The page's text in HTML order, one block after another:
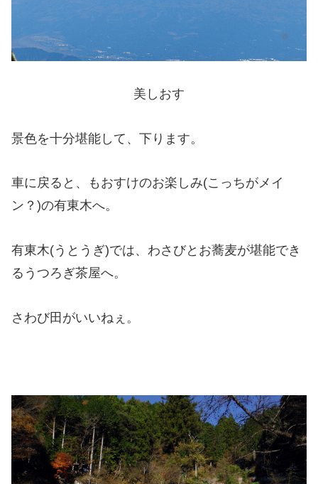
美しおす
景色を十分堪能して、下ります。
車に戻ると、もおすけのお楽しみ(こっちがメイ
ン？)の有東木へ。
有東木(うとうぎ)では、わさびとお蕎麦が堪能でき
るうつろぎ茶屋へ。
さわび田がいいねぇ。